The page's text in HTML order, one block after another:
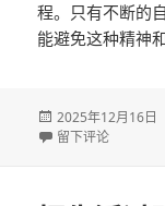
程。只有不断的
能避免这种精神
发
布
2025年12月16日
于不求理解，但去
留下评论